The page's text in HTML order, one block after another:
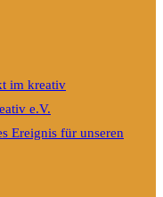
im kreativ
e.V.
Ereignis für unseren